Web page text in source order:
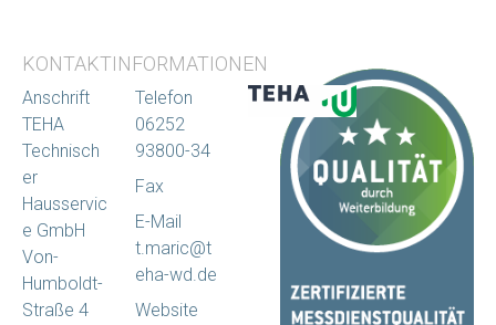
KONTAKTINFORMATIONEN
Anschrift
TEHA
Technisch
er
Hausservic
e GmbH
Von-
Humboldt-
Straße 4
Telefon
06252
93800-34
Fax
E-Mail
t.maric@t
eha-wd.de
Website